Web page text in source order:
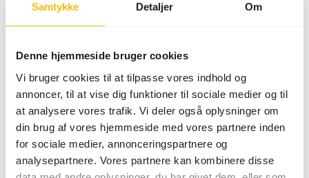
Samtykke Detaljer Om
Denne hjemmeside bruger cookies
Vi bruger cookies til at tilpasse vores indhold og
annoncer, til at vise dig funktioner til sociale medier og til
at analysere vores trafik. Vi deler også oplysninger om
din brug af vores hjemmeside med vores partnere inden
for sociale medier, annonceringspartnere og
analysepartnere. Vores partnere kan kombinere disse
Ingen konto? At oprette en konto giver mange
fordele: hurtigere checkout, mulighed for at registrere
flere adresser, spore dine ordrer og meget mere.
Log ind Opret konto